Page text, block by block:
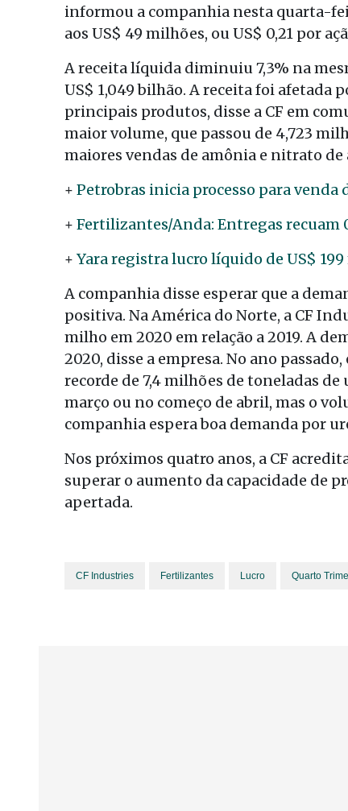
informou a companhia nesta quarta-
aos US$ 49 milhões, ou US$ 0,21 por
A receita líquida diminuiu 7,3% na
US$ 1,049 bilhão. A receita foi afetada
principais produtos, disse a CF em
maior volume, que passou de 4,723
maiores vendas de amônia e nitrato de
+ Petrobras inicia processo para
+ Fertilizantes/Anda: Entregas recuam
+ Yara registra lucro líquido de US$
A companhia disse esperar que a
positiva. Na América do Norte, a CF
milho em 2020 em relação a 2019. A
2020, disse a empresa. No ano
recorde de 7,4 milhões de toneladas
março ou no começo de abril, mas o
companhia espera boa demanda por
Nos próximos quatro anos, a CF
superar o aumento da capacidade de
apertada.
CF Industries Fertilizantes Lucro Quarto